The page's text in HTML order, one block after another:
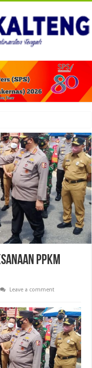
Pemdes dan BPD di
PPKM
Leave a comment